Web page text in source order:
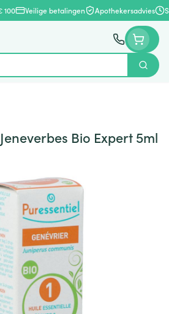
100 Veilige betalingen Apothekersadvies
Zoek
Bio Expert 5ml